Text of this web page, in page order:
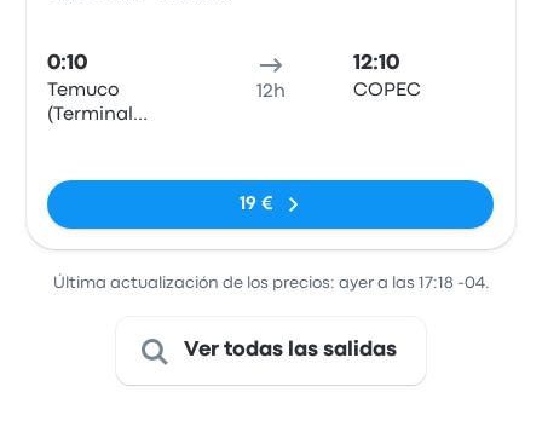
0:10
Temuco
(Terminal
12h
12:10
COPEC
19 €
Última actualización de los precios: ayer a las 17:18 -04.
Ver todas las salidas